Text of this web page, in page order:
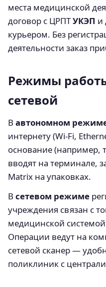
места медицинской
договор с ЦРПТУКЭП и
курьером. Без
деятельности заказ
Режимы
сетевой
В автономном
интернету (Wi‑Fi,
основание (например,
вводят на терминале,
Matrix на упаковках.
В сетевом режиме
учреждения связан с
медицинской
Операции ведут на
сетевой сканер —
поликлиник с